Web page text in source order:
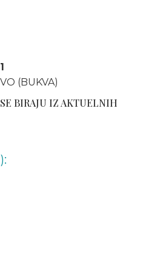
(BUKVA)
BIRAJU IZ AKTUELNIH